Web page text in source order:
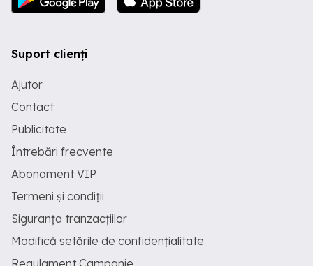
Suport clienți
Ajutor
Contact
Publicitate
Întrebări frecvente
Abonament VIP
Termeni și condiții
Siguranța tranzacțiilor
Modifică setările de confidențialitate
Regulament Campanie